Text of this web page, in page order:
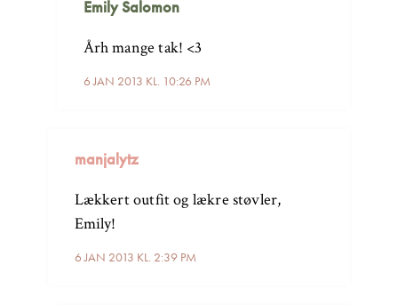
Emily Salomon
6 JAN 2013 KL. 10:26 PM
Årh mange tak! <3
manjalytz
6 JAN 2013 KL. 2:39 PM
Lækkert outfit og lækre støvler,
Emily!